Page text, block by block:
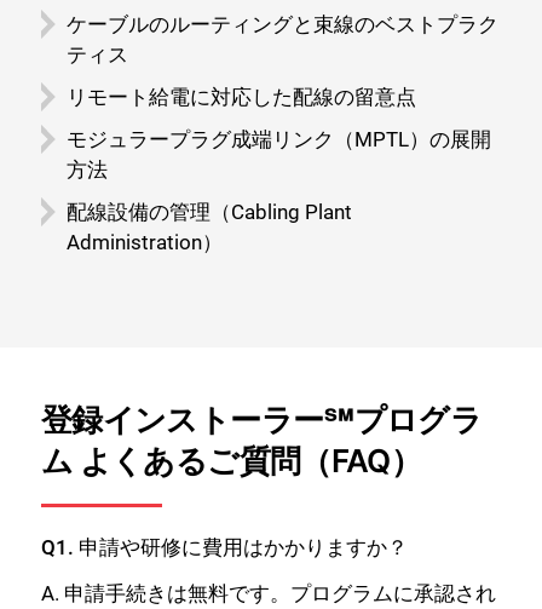
ケーブルのルーティングと束線のベストプラク
ティス
リモート給電に対応した配線の留意点
モジュラープラグ成端リンク（MPTL）の展開
方法
配線設備の管理（Cabling Plant
Administration）
登録インストーラー℠プログラ
ム よくあるご質問（FAQ）
Q1. 申請や研修に費用はかかりますか？
A. 申請手続きは無料です。プログラムに承認され